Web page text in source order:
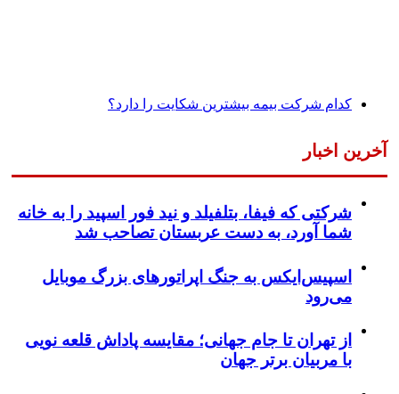
کدام شرکت بیمه بیشترین شکایت را دارد؟
آخرین اخبار
شرکتی که فیفا، بتلفیلد و نید فور اسپید را به خانه
شما آورد، به دست عربستان تصاحب شد
اسپیس‌ایکس به جنگ اپراتورهای بزرگ موبایل
می‌رود
از تهران تا جام جهانی؛ مقایسه پاداش قلعه نویی
با مربیان برتر جهان